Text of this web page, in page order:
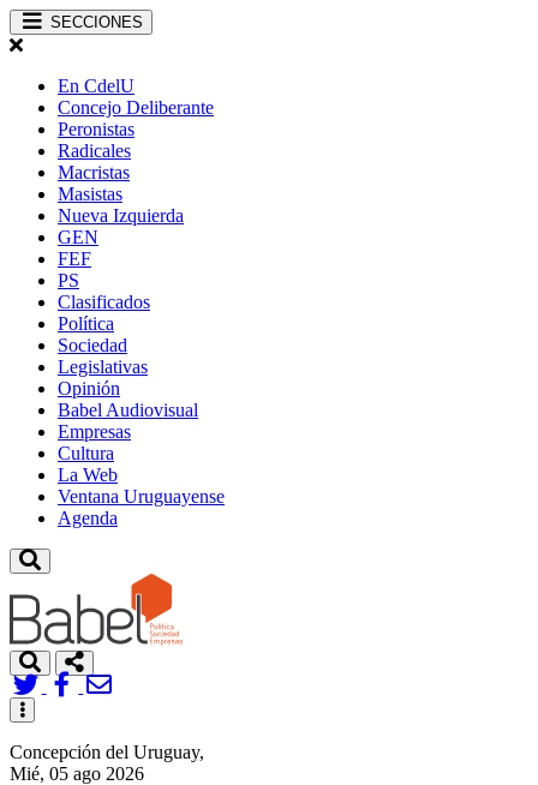
SECCIONES
En CdelU
Concejo Deliberante
Peronistas
Radicales
Macristas
Masistas
Nueva Izquierda
GEN
FEF
PS
Clasificados
Política
Sociedad
Legislativas
Opinión
Babel Audiovisual
Empresas
Cultura
La Web
Ventana Uruguayense
Agenda
Toggle
navigation
Concepción del Uruguay,
Mié, 05 ago 2026